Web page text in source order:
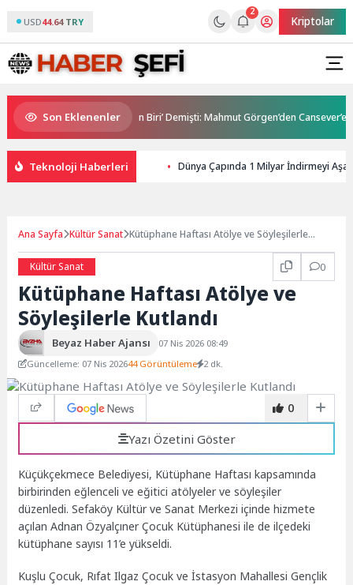
USD44.64 TRY
2
Kriptolar
Son Eklenenler
Üç İnsandan Biri’ Demişti: Mahmut Görgen’den Cansever’e
Teknoloji Haberleri Dünya Çapında 1 Milyar İndirmeyi
Ana Sayfa Kültür Sanat Kütüphane Haftası Atölye ve Söyleşilerle
Kültür Sanat
0
Kütüphane Haftası Atölye ve
Söyleşilerle Kutlandı
Beyaz Haber Ajansı
07 Nis 2026 08:49
Güncelleme: 07 Nis 202644 Görüntüleme 2 dk.
0
Yazı Özetini Göster
Küçükçekmece Belediyesi, Kütüphane Haftası kapsamında
birbirinden eğlenceli ve eğitici atölyeler ve söyleşiler
düzenledi. Sefaköy Kültür ve Sanat Merkezi içinde hizmete
açılan Adnan Özyalçıner Çocuk Kütüphanesi ile de ilçedeki
kütüphane sayısı 11’e yükseldi.
Kuşlu Çocuk, Rıfat Ilgaz Çocuk ve İstasyon Mahallesi Gençlik